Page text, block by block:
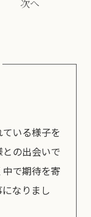
次へ
いる様子を
の出会いで
で期待を寄
なりまし